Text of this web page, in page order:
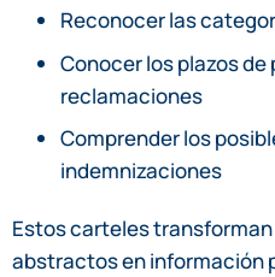
Reconocer las
Conocer los plazos
reclamaciones
Comprender los
indemnizaciones
Estos carteles
abstractos en información